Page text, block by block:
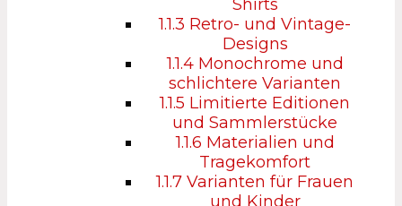
Shirts
1.1.3 Retro- und Vintage-
Designs
1.1.4Monochrome und
schlichtere Varianten
1.1.5 Limitierte Editionen
und Sammlerstücke
1.1.6 Materialien und
Tragekomfort
1.1.7 Varianten für Frauen
und Kinder